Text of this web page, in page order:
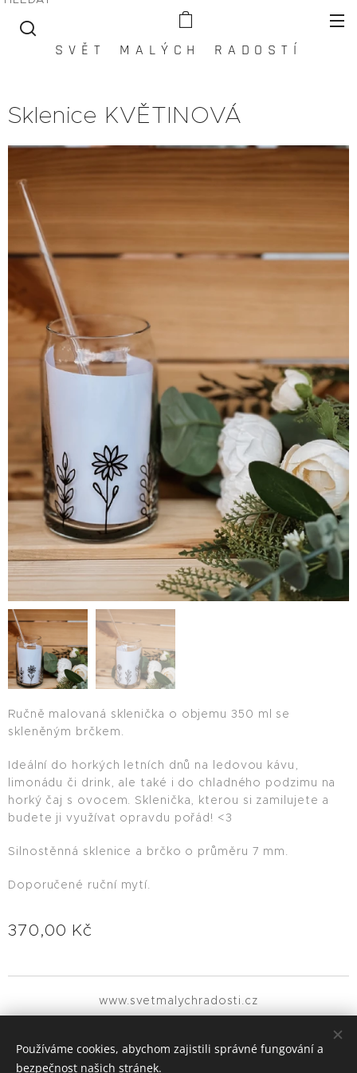
S V Ě T M A L Ý C H R A D O S T Í
Sklenice KVĚTINOVÁ
Ručně malovaná sklenička o objemu 350 ml se
skleněným brčkem.
Ideální do horkých letních dnů na ledovou kávu,
limonádu či drink, ale také i do chladného podzimu na
horký čaj s ovocem. Sklenička, kterou si zamilujete a
budete ji využívat opravdu pořád! <3
Silnostěnná sklenice a brčko o průměru 7 mm.
Doporučené ruční mytí.
370,00 Kč
www.svetmalychradosti.cz
MALIČKOSTI MĚNÍ SVĚT
Cookies
Používáme cookies, abychom zajistili správné fungování a
bezpečnost našich stránek.